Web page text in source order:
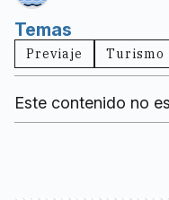
Temas
Previaje Turismo
Este contenido no